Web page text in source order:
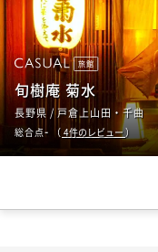
旅館
旬樹庵 菊水
長野県 / 戸倉上山田・千曲
総合点- （ 4件のレビュー）